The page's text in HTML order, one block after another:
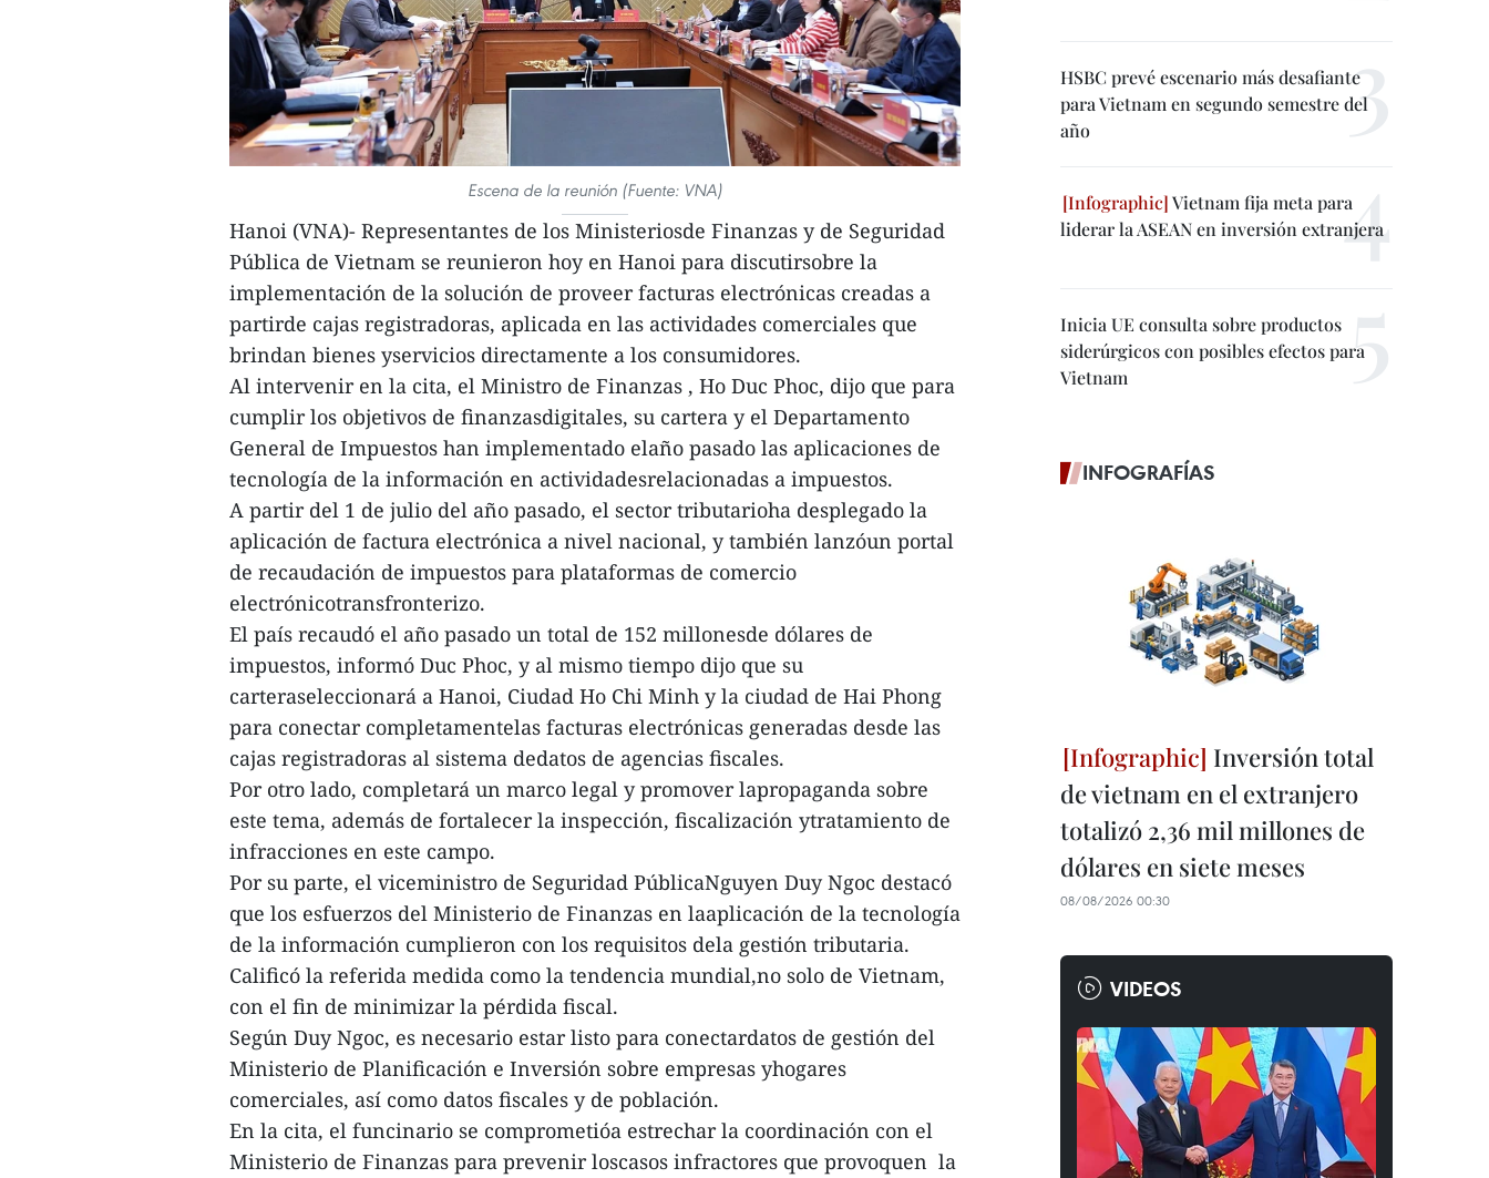
Escena de la reunión (Fuente: VNA)
Hanoi (VNA)- Representantes de los Ministeriosde Finanzas y de Seguridad
Pública de Vietnam se reunieron hoy en Hanoi para discutirsobre la
implementación de la solución de proveer facturas electrónicas creadas a
partirde cajas registradoras, aplicada en las actividades comerciales que
brindan bienes yservicios directamente a los consumidores.
Al intervenir en la cita, el Ministro de Finanzas , Ho Duc Phoc, dijo que para
cumplir los objetivos de finanzasdigitales, su cartera y el Departamento
General de Impuestos han implementado elaño pasado las aplicaciones de
tecnología de la información en actividadesrelacionadas a impuestos.
A partir del 1 de julio del año pasado, el sector tributarioha desplegado la
aplicación de factura electrónica a nivel nacional, y también lanzóun portal
de recaudación de impuestos para plataformas de comercio
electrónicotransfronterizo.
El país recaudó el año pasado un total de 152 millonesde dólares de
impuestos, informó Duc Phoc, y al mismo tiempo dijo que su
carteraseleccionará a Hanoi, Ciudad Ho Chi Minh y la ciudad de Hai Phong
para conectar completamentelas facturas electrónicas generadas desde las
cajas registradoras al sistema dedatos de agencias fiscales.
Por otro lado, completará un marco legal y promover lapropaganda sobre
este tema, además de fortalecer la inspección, fiscalización ytratamiento de
infracciones en este campo.
Por su parte, el viceministro de Seguridad PúblicaNguyen Duy Ngoc destacó
que los esfuerzos del Ministerio de Finanzas en laaplicación de la tecnología
de la información cumplieron con los requisitos dela gestión tributaria.
Calificó la referida medida como la tendencia mundial,no solo de Vietnam,
con el fin de minimizar la pérdida fiscal.
Según Duy Ngoc, es necesario estar listo para conectardatos de gestión del
Ministerio de Planificación e Inversión sobre empresas yhogares
comerciales, así como datos fiscales y de población.
En la cita, el funcinario se comprometióa estrechar la coordinación con el
Ministerio de Finanzas para prevenir loscasos infractores que provoquen la
HSBC prevé escenario más desafiante
para Vietnam en segundo semestre del
año
Vietnam fija meta para
liderar la ASEAN en inversión extranjera
Inicia UE consulta sobre productos
siderúrgicos con posibles efectos para
Vietnam
INFOGRAFÍAS
Inversión total
de vietnam en el extranjero
totalizó 2,36 mil millones de
dólares en siete meses
08/08/2026 00:30
VIDEOS